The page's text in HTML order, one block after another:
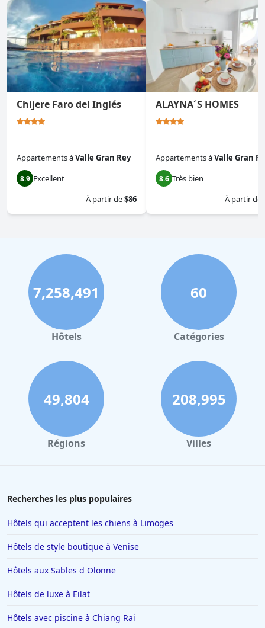
Chijere Faro del Inglés
AppartementsàValle Gran Rey
8.9 Excellent
À partir de$86
ALAYNA´S HOMES
AppartementsàValle Gran
8.6 Très bien
À partir de
7,258,491
Hôtels
60
Catégories
49,804
Régions
208,995
Villes
Recherches les plus populaires
Hôtels qui acceptent les chiens à Limoges
Hôtels de style boutique à Venise
Hôtels aux Sables d Olonne
Hôtels de luxe à Eilat
Hôtels avec piscine à Chiang Rai